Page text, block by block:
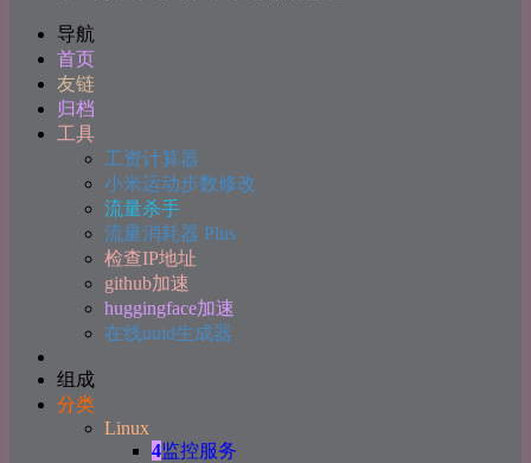
导航
首页
友链
归档
工具
工资计算器
小米运动步数修改
流量杀手
流量消耗器 Plus
检查IP地址
github加速
huggingface加速
在线uuid生成器
组成
分类
Linux
4监控服务